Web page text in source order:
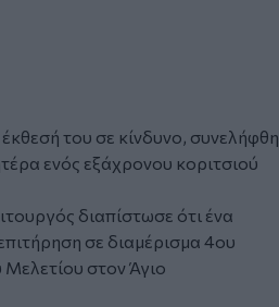
του σε κίνδυνο, συνελήφθη
ενός εξάχρονου κοριτσιού
διαπίστωσε ότι ένα
σε διαμέρισμα 4ου
στον Άγιο